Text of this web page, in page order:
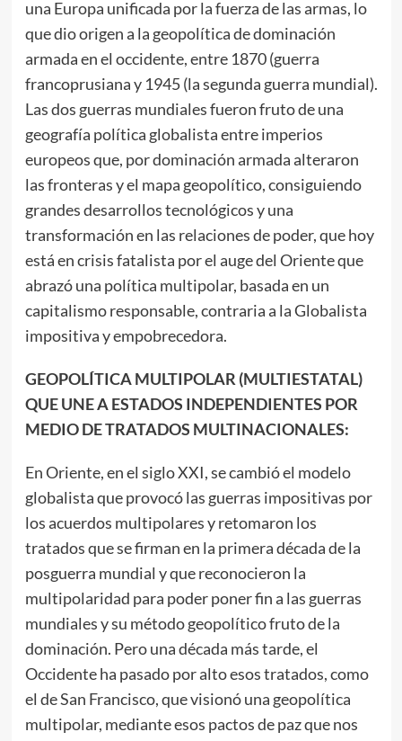
una Europa unificada por la fuerza de las armas, lo
que dio origen a la geopolítica de dominación
armada en el occidente, entre 1870 (guerra
francoprusiana y 1945 (la segunda guerra mundial).
Las dos guerras mundiales fueron fruto de una
geografía política globalista entre imperios
europeos que, por dominación armada alteraron
las fronteras y el mapa geopolítico, consiguiendo
grandes desarrollos tecnológicos y una
transformación en las relaciones de poder, que hoy
está en crisis fatalista por el auge del Oriente que
abrazó una política multipolar, basada en un
capitalismo responsable, contraria a la Globalista
impositiva y empobrecedora.
GEOPOLÍTICA MULTIPOLAR (MULTIESTATAL)
QUE UNE A ESTADOS INDEPENDIENTES POR
MEDIO DE TRATADOS MULTINACIONALES:
En Oriente, en el siglo XXI, se cambió el modelo
globalista que provocó las guerras impositivas por
los acuerdos multipolares y retomaron los
tratados que se firman en la primera década de la
posguerra mundial y que reconocieron la
multipolaridad para poder poner fin a las guerras
mundiales y su método geopolítico fruto de la
dominación. Pero una década más tarde, el
Occidente ha pasado por alto esos tratados, como
el de San Francisco, que visionó una geopolítica
multipolar, mediante esos pactos de paz que nos